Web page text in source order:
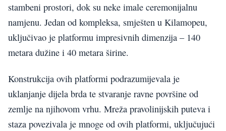
stambeni prostori, dok su neke imale ceremonijalnu
namjenu. Jedan od kompleksa, smješten u Kilamopeu,
uključivao je platformu impresivnih dimenzija – 140
metara dužine i 40 metara širine.
Konstrukcija ovih platformi podrazumijevala je
uklanjanje dijela brda te stvaranje ravne površine od
zemlje na njihovom vrhu. Mreža pravolinijskih puteva i
staza povezivala je mnoge od ovih platformi, uključujući